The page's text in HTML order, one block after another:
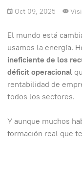
Oct 09, 2025
El mundo está
usamos la energía.
ineficiente de los
déficit operacional
rentabilidad de
todos los sectores.
Y aunque muchos
formación real que